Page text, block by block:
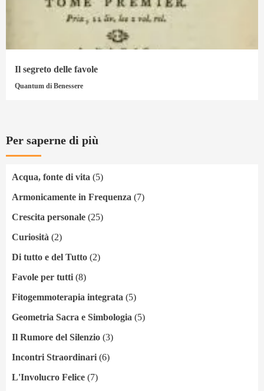
Il segreto delle favole
Quantum di Benessere
Per saperne di più
Acqua, fonte di vita (5)
Armonicamente in Frequenza (7)
Crescita personale (25)
Curiosità (2)
Di tutto e del Tutto (2)
Favole per tutti (8)
Fitogemmoterapia integrata (5)
Geometria Sacra e Simbologia (5)
Il Rumore del Silenzio (3)
Incontri Straordinari (6)
L'Involucro Felice (7)